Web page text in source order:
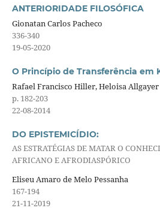
ANTERIORIDADE FILOSÓFICA
Gionatan Carlos Pacheco
336-340
19-05-2020
O Princípio de Transferência em
Rafael Francisco Hiller, Heloisa Allgayer
p. 182-203
22-08-2014
DO EPISTEMICÍDIO:
AS ESTRATÉGIAS DE MATAR O
AFRICANO E AFRODIASPÓRICO
Eliseu Amaro de Melo Pessanha
167-194
21-11-2019